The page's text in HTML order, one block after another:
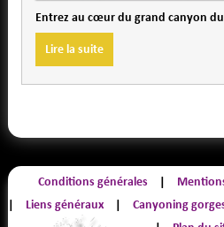
Entrez au cœur du grand canyon
Lire la suite
Conditions générales
Liens généraux
Canyoning